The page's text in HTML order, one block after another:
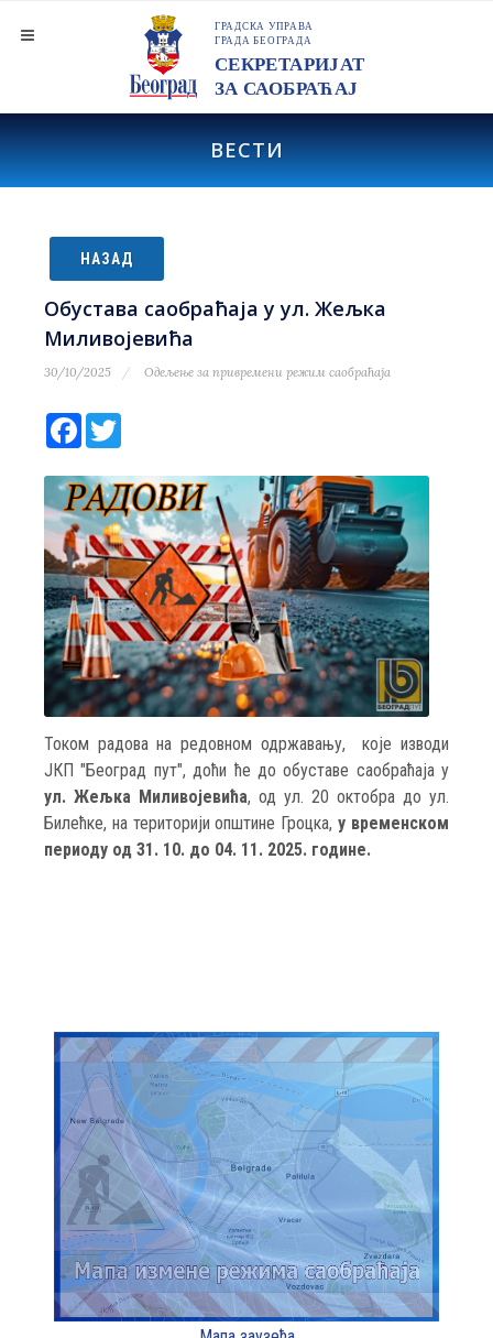
ВЕСТИ
НАЗАД
Обустава саобраћаја у ул. Жељка
Миливојевића
30/10/2025 Одељење за привремени режим саобраћаја
Facebook
Током радова на редовном одржавању, које изводи
ЈКП "Београд пут", доћи ће до обуставе саобраћаја у
ул. Жељка Миливојевића, од ул. 20 октобра до ул.
Билећке, на територији општине Гроцка,у временском
периоду од 31. 10. до 04. 11. 2025. године.